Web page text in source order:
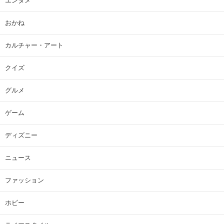
おかね
カルチャー・アート
クイズ
グルメ
ゲーム
ディズニー
ニュース
ファッション
ホビー